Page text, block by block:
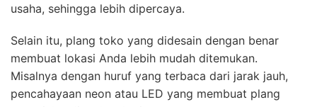
usaha, sehingga lebih dipercaya.
Selain itu, plang toko yang didesain dengan benar
membuat lokasi Anda lebih mudah ditemukan.
Misalnya dengan huruf yang terbaca dari jarak jauh,
pencahayaan neon atau LED yang membuat plang